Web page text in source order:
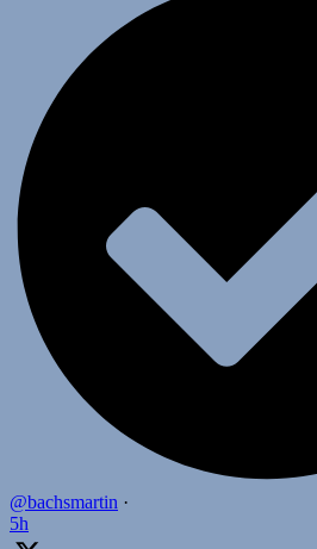
@bachsmartin ·
5h